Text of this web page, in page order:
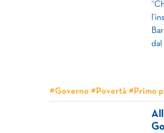
dal
#Governo #Povertà #Primo